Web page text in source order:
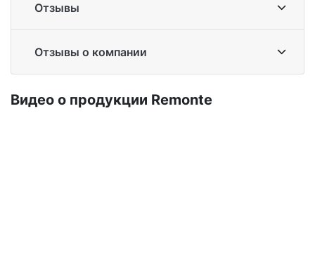
Отзывы
Отзывы о компании
Ви­део о про­дук­ции Re­mon­te